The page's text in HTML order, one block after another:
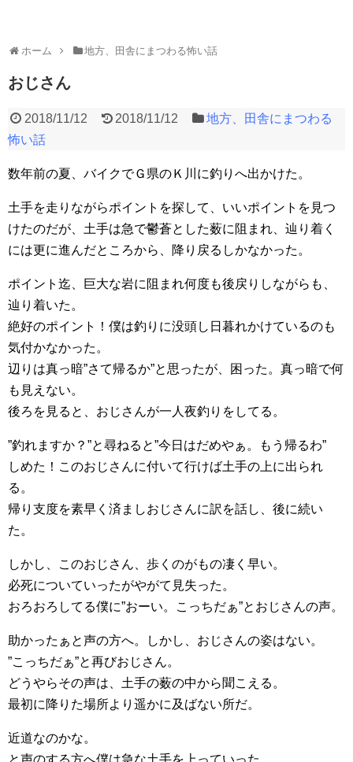
ホーム 地方、田舎にまつわる怖い話
おじさん
2018/11/12 2018/11/12
地方、田舎にまつわる
怖い話
数年前の夏、バイクでＧ県のＫ川に釣りへ出かけた。
土手を走りながらポイントを探して、いいポイントを見つ
けたのだが、土手は急で鬱蒼とした薮に阻まれ、辿り着く
には更に進んだところから、降り戻るしかなかった。
ポイント迄、巨大な岩に阻まれ何度も後戻りしながらも、
辿り着いた。
絶好のポイント！僕は釣りに没頭し日暮れかけているのも
気付かなかった。
辺りは真っ暗”さて帰るか”と思ったが、困った。真っ暗で何
も見えない。
後ろを見ると、おじさんが一人夜釣りをしてる。
”釣れますか？”と尋ねると”今日はだめやぁ。もう帰るわ”
しめた！このおじさんに付いて行けば土手の上に出られ
る。
帰り支度を素早く済ましおじさんに訳を話し、後に続い
た。
しかし、このおじさん、歩くのがもの凄く早い。
必死についていったがやがて見失った。
おろおろしてる僕に”おーい。こっちだぁ”とおじさんの声。
助かったぁと声の方へ。しかし、おじさんの姿はない。
”こっちだぁ”と再びおじさん。
どうやらその声は、土手の薮の中から聞こえる。
最初に降りた場所より遥かに及ばない所だ。
近道なのかな。
と声のする方へ僕は急な土手を上っていった。